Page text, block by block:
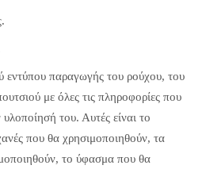
εντύπου παραγωγής του ρούχου, του
με όλες τις πληροφορίες που
υλοποίησή του. Αυτές είναι το
που θα χρησιμοποιηθούν, τα
το ύφασμα που θα